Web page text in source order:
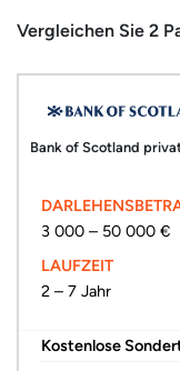
Vergleichen Sie 2
Bank of Scotland
3 000 – 50 000 €
LAUFZEIT
2 – 7 Jahr
Kostenlose